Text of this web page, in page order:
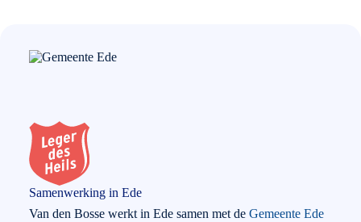
Samenwerking in Ede
Van den Bosse werkt in Ede samen met de Gemeente Ede